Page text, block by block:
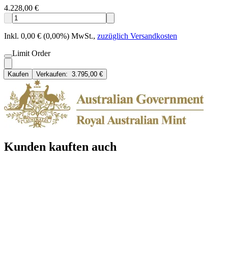
4.228,00 €
Inkl. 0,00 € (0,00%) MwSt., zuzüglich Versandkosten
Limit Order
Kaufen Verkaufen: 3.795,00 €
Kunden kauften auch